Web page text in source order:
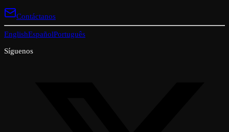
Contáctanos
EnglishEspañolPortuguês
Síguenos